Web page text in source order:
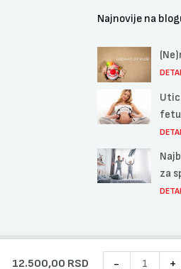
Najnovije na
za
12.500,00 RSD -
Visitor
+